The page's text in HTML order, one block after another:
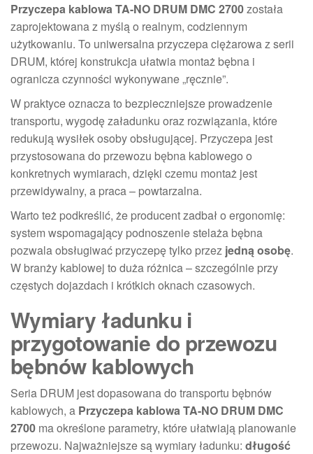
Przyczepa kablowa TA-NO DRUM DMC 2700została
zaprojektowana z myślą o realnym, codziennym
użytkowaniu. To uniwersalna przyczepa ciężarowa z serii
DRUM, której konstrukcja ułatwia montaż bębna i
ogranicza czynności wykonywane „ręcznie”.
W praktyce oznacza to bezpieczniejsze prowadzenie
transportu, wygodę załadunku oraz rozwiązania, które
redukują wysiłek osoby obsługującej. Przyczepa jest
przystosowana do przewozu bębna kablowego o
konkretnych wymiarach, dzięki czemu montaż jest
przewidywalny, a praca – powtarzalna.
Warto też podkreślić, że producent zadbał o ergonomię:
system wspomagający podnoszenie stelaża bębna
pozwala obsługiwać przyczepę tylko przez jedną osobę.
W branży kablowej to duża różnica – szczególnie przy
częstych dojazdach i krótkich oknach czasowych.
Wymiary ładunku i
przygotowanie do przewozu
bębnów kablowych
Seria DRUM jest dopasowana do transportu bębnów
kablowych, a Przyczepa kablowa TA-NO DRUM DMC
2700 ma określone parametry, które ułatwiają planowanie
przewozu. Najważniejsze są wymiary ładunku: długość